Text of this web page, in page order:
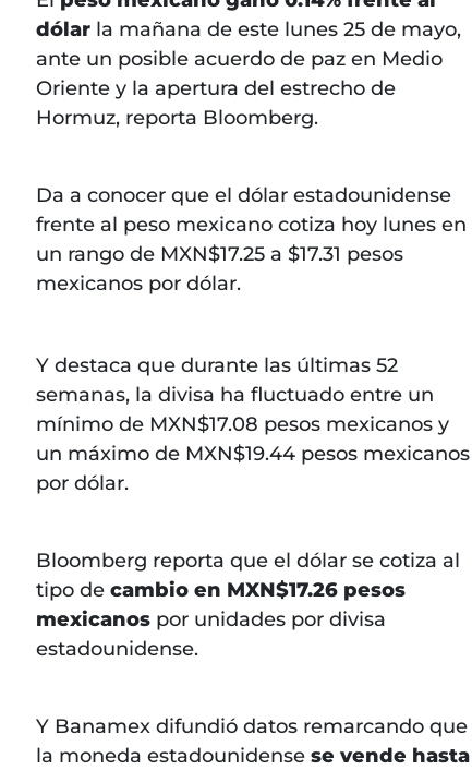
dólar la mañana de este lunes 25 de mayo,
ante un posible acuerdo de paz en Medio
Oriente y la apertura del estrecho de
Hormuz, reporta Bloomberg.
Da a conocer que el dólar estadounidense
frente al peso mexicano cotiza hoy lunes en
un rango de MXN$17.25 a $17.31 pesos
mexicanos por dólar.
Y destaca que durante las últimas 52
semanas, la divisa ha fluctuado entre un
mínimo de MXN$17.08 pesos mexicanos y
un máximo de MXN$19.44 pesos mexicanos
por dólar.
Bloomberg reporta que el dólar se cotiza al
tipo de cambio en MXN$17.26 pesos
mexicanos por unidades por divisa
estadounidense.
Y Banamex difundió datos remarcando que
la moneda estadounidense se vende hasta